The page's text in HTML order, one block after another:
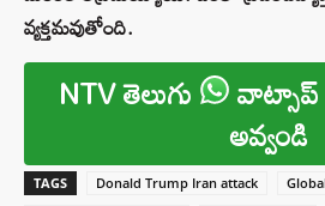
వ్యక్తమవుతోంది.
NTV తెలుగు
అవ్వండి
TAGS Donald Trump Iran attack